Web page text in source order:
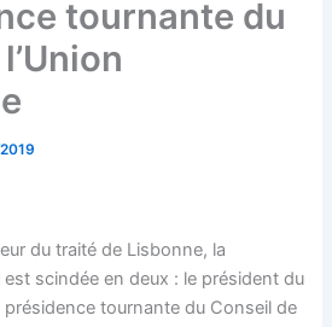
tournante du
du traité de Lisbonne, la
scindée en deux : le président du
tournante du Conseil de